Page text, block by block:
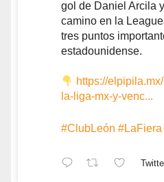
gol de Daniel Arcila
camino en la
tres puntos
estadounidense.
https://
la-liga-mx-y-venc...
#ClubLeón #LaFiera